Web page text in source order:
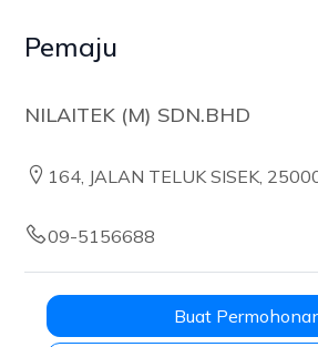
Pemaju
NILAITEK (M) SDN.BHD
164, JALAN TELUK SISEK,
09-5156688
Buat